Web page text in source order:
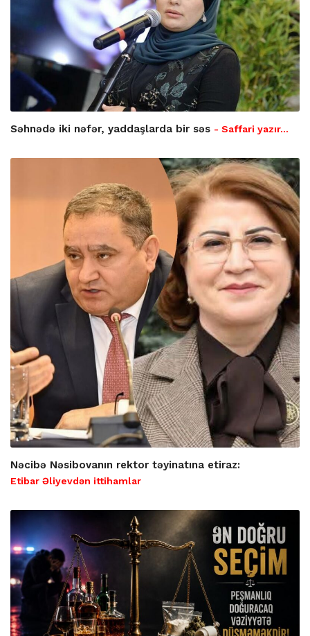
Səhnədə iki nəfər, yaddaşlarda bir səs - Saffari yazır…
Nəcibə Nəsibovanın rektor təyinatına etiraz:
Etibar Əliyevdən ittihamlar